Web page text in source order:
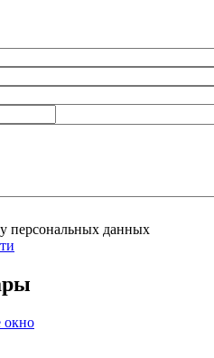
персональных данных
окно